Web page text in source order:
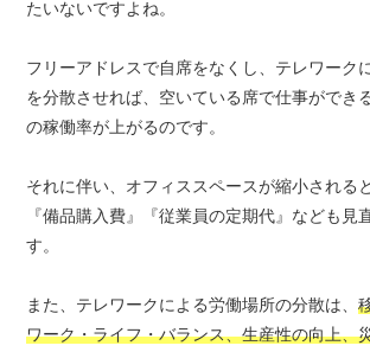
たいないですよね。
フリーアドレスで自席をなくし、テレワーク
を分散させれば、空いている席で仕事ができ
の稼働率が上がるのです。
それに伴い、オフィススペースが縮小される
『備品購入費』『従業員の定期代』なども見
す。
また、テレワークによる労働場所の分散は、
ワーク・ライフ・バランス、生産性の向上、